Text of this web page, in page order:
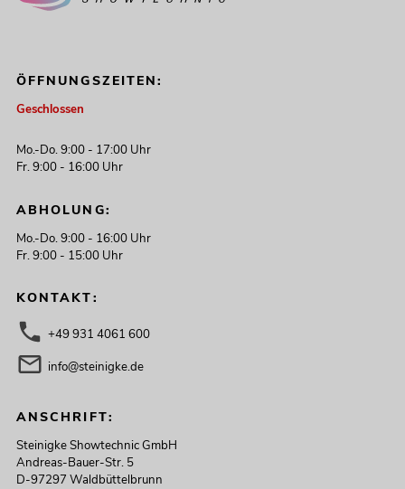
ÖFFNUNGSZEITEN:
Geschlossen
Mo.-Do. 9:00 - 17:00 Uhr
Fr. 9:00 - 16:00 Uhr
ABHOLUNG:
Mo.-Do. 9:00 - 16:00 Uhr
Fr. 9:00 - 15:00 Uhr
KONTAKT:
+49 931 4061 600
info@steinigke.de
ANSCHRIFT:
Steinigke Showtechnic GmbH
Andreas-Bauer-Str. 5
D-97297 Waldbüttelbrunn